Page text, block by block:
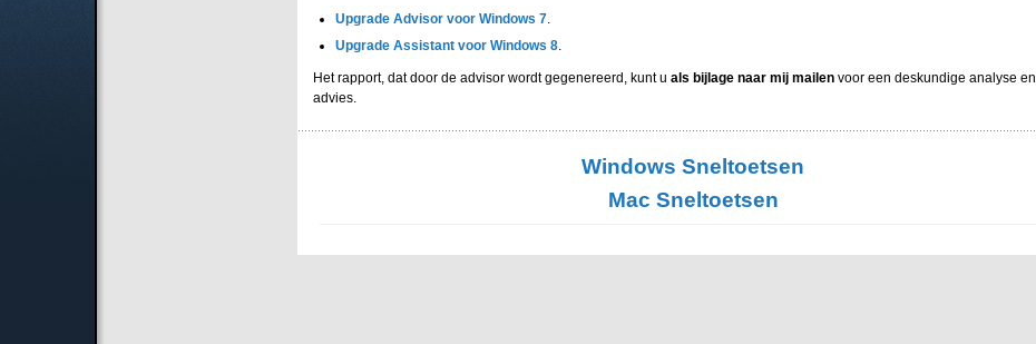
Upgrade Advisor voor Windows 7.
Upgrade Assistant voor Windows 8.
Het rapport, dat door de advisor wordt gegenereerd, kunt uals bijlage naar mij mailenvoor een deskundige analyse en
advies.
Windows Sneltoetsen
Mac Sneltoetsen